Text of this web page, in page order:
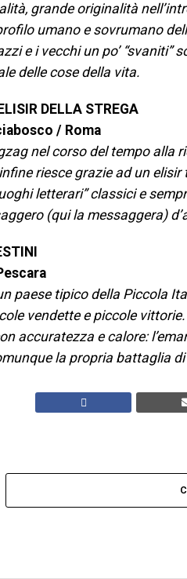
grande originalità
umano e sovrumano
e i vecchi un po’
delle cose della vita.
DELLA STREGA
/ Roma
nel corso del tempo alla
riesce grazie ad un
letterari” classici e
(qui la messaggera)
paese tipico della Piccola
vendette e piccole
accuratezza e calore:
la propria battaglia